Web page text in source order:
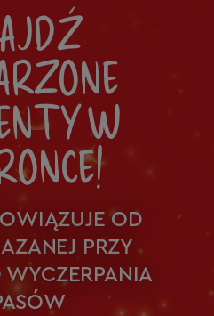
W
OD
PRZY
WYCZERPANIA